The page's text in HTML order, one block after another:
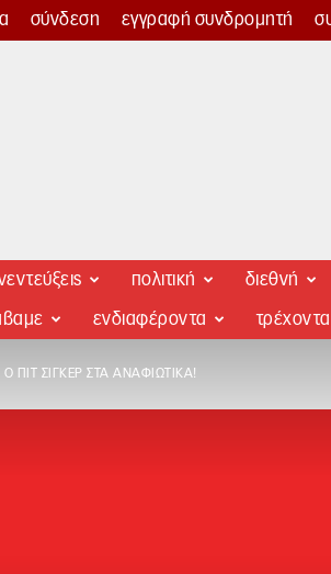
σύνδεση εγγραφή συνδρομητή
πολιτική διεθνή
ενδιαφέροντα
Ο ΠΙΤ ΣΊΓΚΕΡ ΣΤΑ ΑΝΑΦΙΏΤΙΚΑ!